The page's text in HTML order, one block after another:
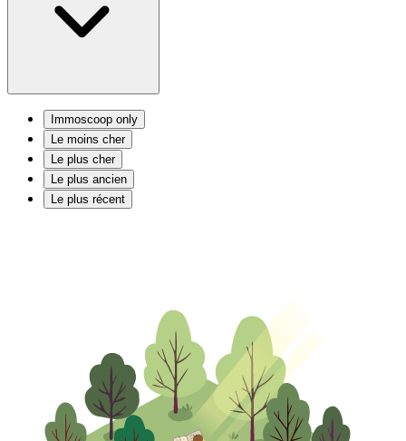
Immoscoop only
Le moins cher
Le plus cher
Le plus ancien
Le plus récent